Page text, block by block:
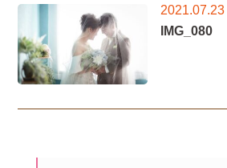
2021.07.23
IMG_080